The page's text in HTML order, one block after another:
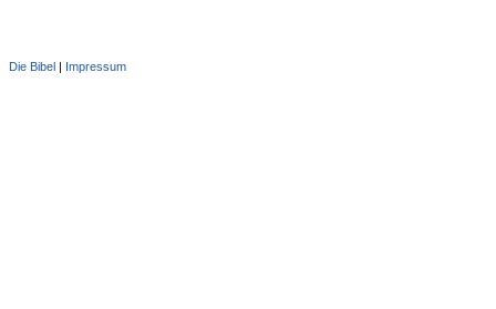
Die Bibel Impressum